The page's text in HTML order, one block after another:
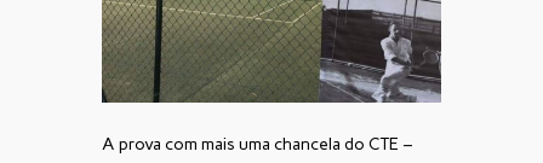
A prova com mais uma chancela do CTE –